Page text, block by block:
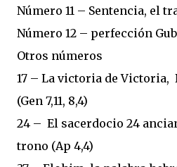
Número 11 – Sentencia, el
Número 12 – perfección
Otros números
17 – La victoria de Victoria,
(Gen 7,11, 8,4)
24 – El sacerdocio 24
trono (Ap 4,4)